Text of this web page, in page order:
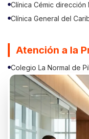
Clínica Cémic dirección
Clínica General del
Atención a la
Colegio La Normal de